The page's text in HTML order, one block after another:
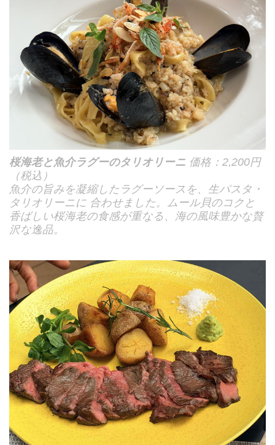
桜海老と魚介ラグーのタリオリーニ 価格：2,200円
（税込）
魚介の旨みを凝縮したラグーソースを、生パスタ・
タリオリーニに 合わせました。ムール貝のコクと
香ばしい桜海老の食感が重なる、海の風味豊かな贅
沢な逸品。